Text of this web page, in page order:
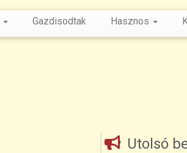
Gazdisodtak Hasznos
Utolsó